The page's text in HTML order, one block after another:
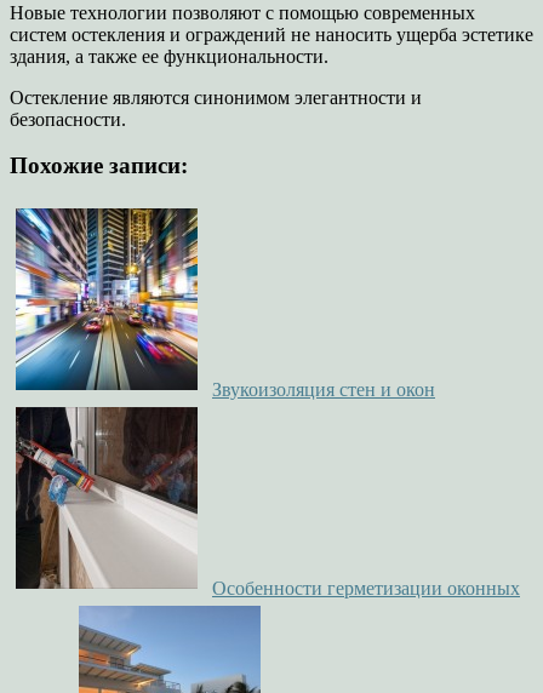
Новые технологии позволяют с помощью современных
систем остекления и ограждений не наносить ущерба эстетике
здания, а также ее функциональности.
Остекление являются синонимом элегантности и
безопасности.
Похожие записи:
Звукоизоляция стен и окон
Особенности герметизации оконных